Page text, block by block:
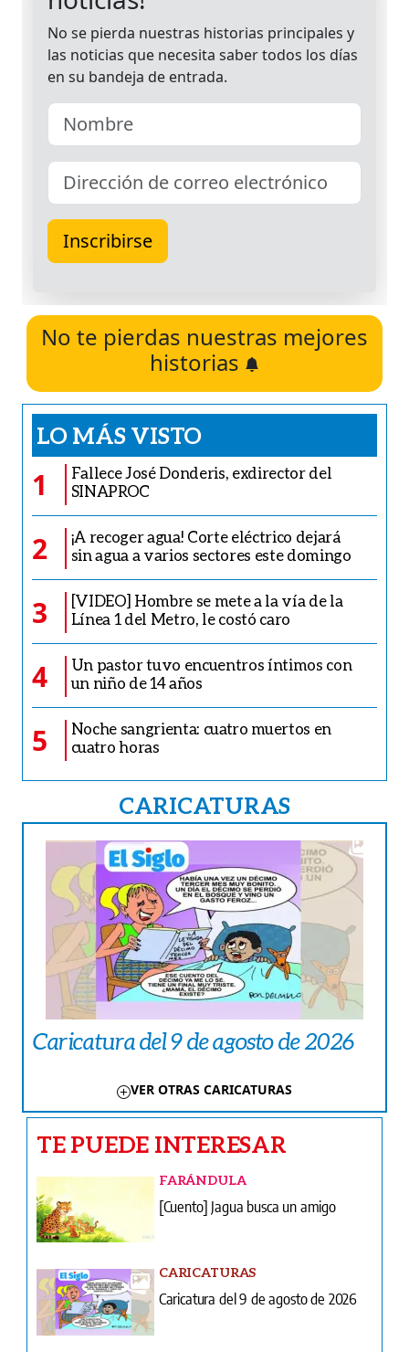
No te pierdas nuestras mejores
historias
LO MÁS VISTO
1
Fallece José Donderis, exdirector del
SINAPROC
2
¡A recoger agua! Corte eléctrico dejará
sin agua a varios sectores este domingo
3
[VIDEO] Hombre se mete a la vía de la
Línea 1 del Metro, le costó caro
4
Un pastor tuvo encuentros íntimos con
un niño de 14 años
5
Noche sangrienta: cuatro muertos en
cuatro horas
CARICATURAS
Caricatura del 9 de agosto de 2026
VER OTRAS CARICATURAS
TE PUEDE INTERESAR
FARÁNDULA
[Cuento] Jagua busca un amigo
CARICATURAS
Caricatura del 9 de agosto de 2026